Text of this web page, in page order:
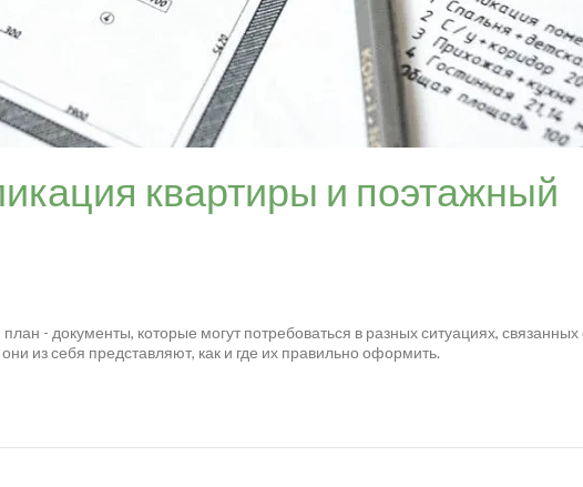
квартиры и поэтажный
- документы, которые могут потребоваться в разных ситуациях, связанных
из себя представляют, как и где их правильно оформить.